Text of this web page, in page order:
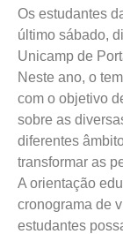
Os estudantes
último sábado,
Unicamp de
Neste ano, o
com o objetivo
sobre as
diferentes
transformar as
A orientação
cronograma de
estudantes